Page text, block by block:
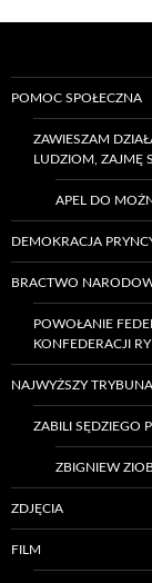
POMOC SPOŁECZNA
ZAWIESZAM
LUDZIOM, ZAJMĘ
APEL DO
DEMOKRACJA
BRACTWO
POWOŁANIE
KONFEDERACJI
NAJWYŻSZY
ZABILI SĘDZIEGO
ZBIGNIEW
ZDJĘCIA
FILM